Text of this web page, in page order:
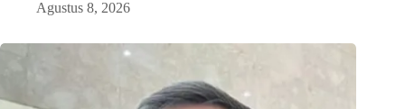
Agustus 8, 2026